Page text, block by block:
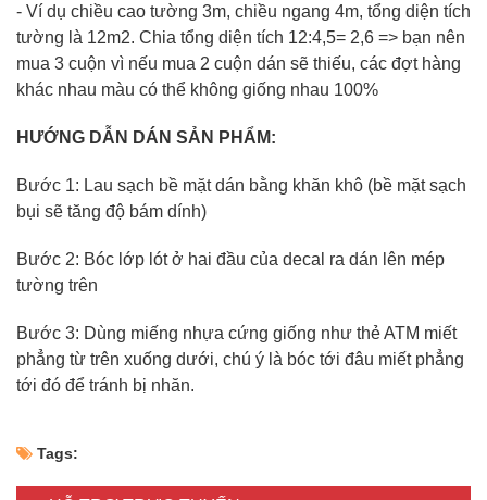
- Ví dụ chiều cao tường 3m, chiều ngang 4m, tổng diện tích
tường là 12m2. Chia tổng diện tích 12:4,5= 2,6 => bạn nên
mua 3 cuộn vì nếu mua 2 cuộn dán sẽ thiếu, các đợt hàng
khác nhau màu có thể không giống nhau 100%
HƯỚNG DẪN DÁN SẢN PHẨM:
Bước 1: Lau sạch bề mặt dán bằng khăn khô (bề mặt sạch
bụi sẽ tăng độ bám dính)
Bước 2: Bóc lớp lót ở hai đầu của decal ra dán lên mép
tường trên
Bước 3: Dùng miếng nhựa cứng giống như thẻ ATM miết
phẳng từ trên xuống dưới, chú ý là bóc tới đâu miết phẳng
tới đó để tránh bị nhăn.
Tags: